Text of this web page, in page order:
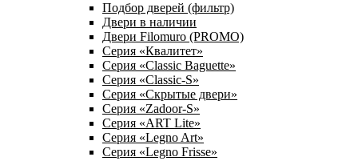
Подбор дверей (фильтр)
Двери в наличии
Двери Filomuro (PROMO)
Серия «Квалитет»
Серия «Classic Baguette»
Серия «Classic-S»
Серия «Скрытые двери»
Серия «Zadoor-S»
Серия «ART Lite»
Серия «Legno Art»
Серия «Legno Frisse»